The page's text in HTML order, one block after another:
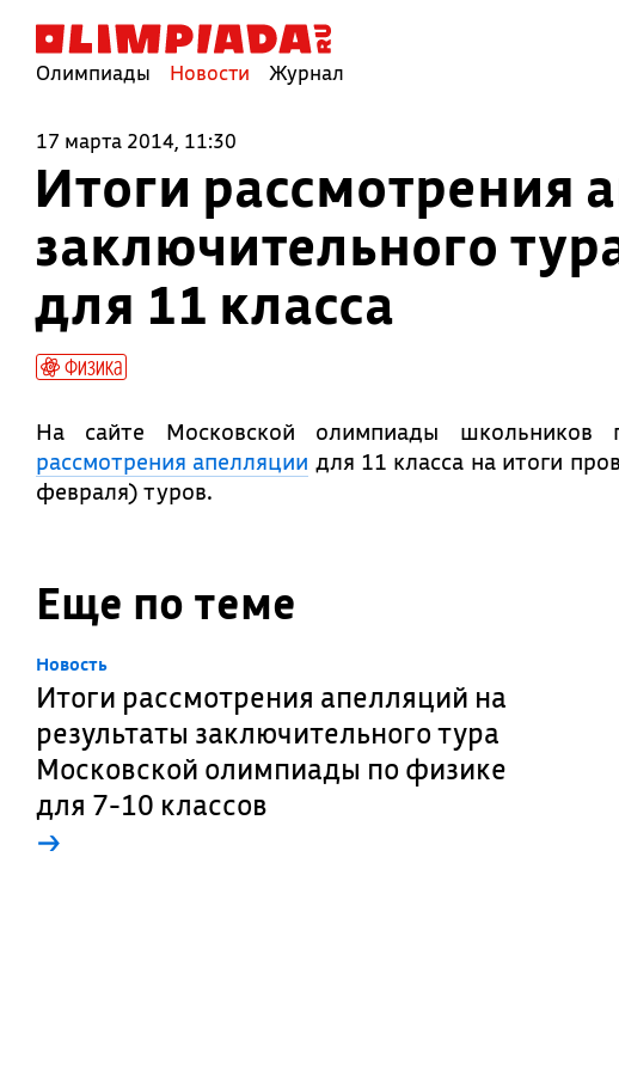
Олимпиады Новости Журнал
17 марта 2014, 11:30
Итоги рассмотрения
заключительного
для 11 класса
Физика
На сайте Московской олимпиады школьников
рассмотрения апелляции для 11 класса на итоги
февраля) туров.
Еще по теме
Новость
Итоги рассмотрения апелляций на
результаты заключительного тура
Московской олимпиады по физике
для 7-10 классов
→